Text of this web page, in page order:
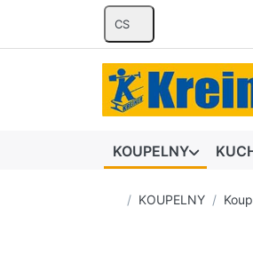
CS
KOUPELNY
Domovská stránka
KOUPELNY